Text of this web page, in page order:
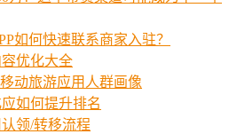
如何快速联系商家入驻？
容优化大全
动旅游应用人群画像
如何提升排名
领/转移流程